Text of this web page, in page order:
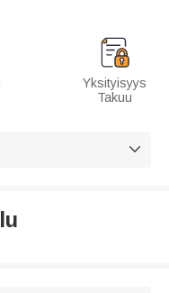
Yksityisyys
Takuu
